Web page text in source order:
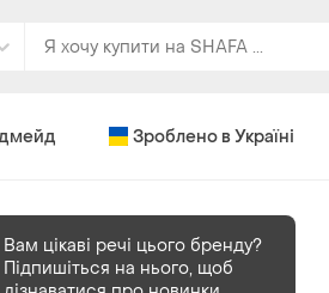
Зроблено в Україні
В наявності1 шт
Вам цікаві речі цього бренду?
Підпишіться на нього, щоб